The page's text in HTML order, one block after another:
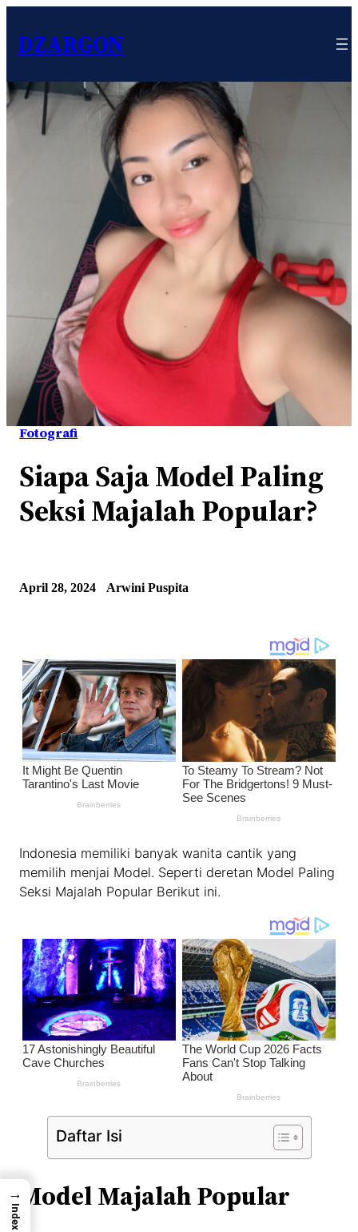
DZARGON
Fotografi
Siapa Saja Model Paling
Seksi Majalah Popular?
April 28, 2024 Arwini Puspita
Indonesia memiliki banyak wanita cantik yang
memilih menjai Model. Seperti deretan Model Paling
Seksi Majalah Popular Berikut ini.
Daftar Isi
Model Majalah Popular
→
Index